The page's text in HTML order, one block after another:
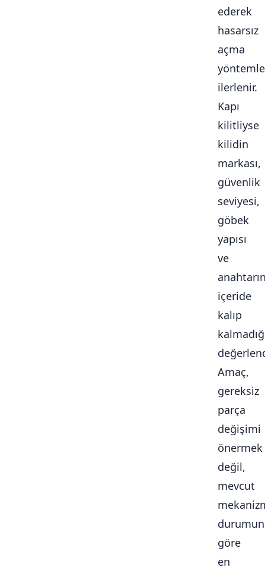
ederek
hasarsız
açma
ilerlenir.
Kapı
kilitliyse
kilidin
markası,
güvenlik
seviyesi,
göbek
yapısı
ve
içeride
kalıp
Amaç,
gereksiz
parça
değişimi
önermek
değil,
mevcut
göre
en